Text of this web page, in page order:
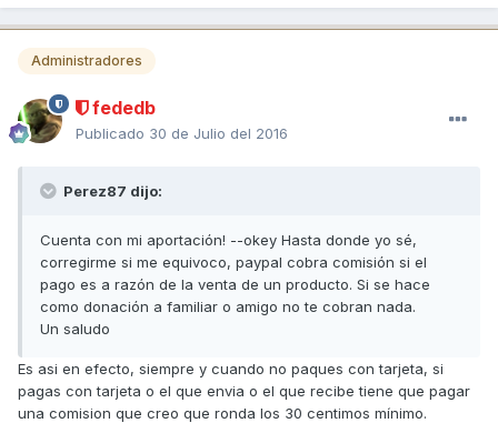
Administradores
fededb
Publicado 30 de Julio del 2016
Perez87 dijo:
Cuenta con mi aportación! --okey Hasta donde yo sé,
corregirme si me equivoco, paypal cobra comisión si el
pago es a razón de la venta de un producto. Si se hace
como donación a familiar o amigo no te cobran nada.
Un saludo
Es asi en efecto, siempre y cuando no paques con tarjeta, si
pagas con tarjeta o el que envia o el que recibe tiene que pagar
una comision que creo que ronda los 30 centimos mínimo.